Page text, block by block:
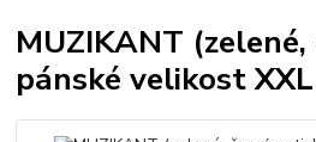
MUZIKANT
pánské velikost XXL